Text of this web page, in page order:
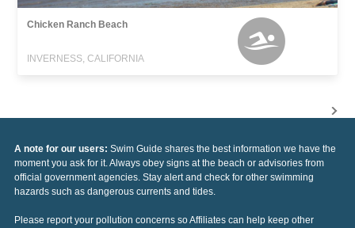
Chicken Ranch Beach
INVERNESS, CALIFORNIA
A note for our users: Swim Guide shares the best information we have the
moment you ask for it. Always obey signs at the beach or advisories from
official government agencies. Stay alert and check for other swimming
hazards such as dangerous currents and tides.
Please report your pollution concerns so Affiliates can help keep other